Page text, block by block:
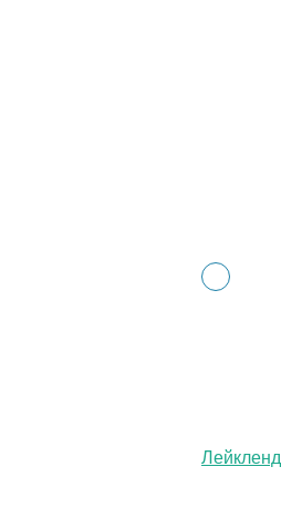
Лейкленд